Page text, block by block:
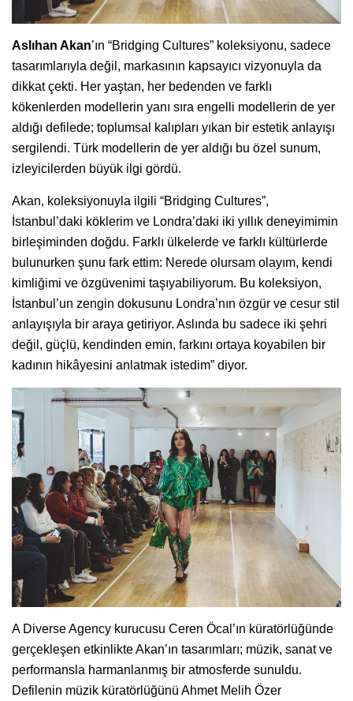
Aslıhan Akan’ın “Bridging Cultures” koleksiyonu, sadece
tasarımlarıyla değil, markasının kapsayıcı vizyonuyla da
dikkat çekti. Her yaştan, her bedenden ve farklı
kökenlerden modellerin yanı sıra engelli modellerin de yer
aldığı defilede; toplumsal kalıpları yıkan bir estetik anlayışı
sergilendi. Türk modellerin de yer aldığı bu özel sunum,
izleyicilerden büyük ilgi gördü.
Akan, koleksiyonuyla ilgili “Bridging Cultures”,
İstanbul’daki köklerim ve Londra’daki iki yıllık deneyimimin
birleşiminden doğdu. Farklı ülkelerde ve farklı kültürlerde
bulunurken şunu fark ettim: Nerede olursam olayım, kendi
kimliğimi ve özgüvenimi taşıyabiliyorum. Bu koleksiyon,
İstanbul’un zengin dokusunu Londra’nın özgür ve cesur stil
anlayışıyla bir araya getiriyor. Aslında bu sadece iki şehri
değil, güçlü, kendinden emin, farkını ortaya koyabilen bir
kadının hikâyesini anlatmak istedim” diyor.
A Diverse Agency kurucusu Ceren Öcal’ın küratörlüğünde
gerçekleşen etkinlikte Akan’ın tasarımları; müzik, sanat ve
performansla harmanlanmış bir atmosferde sunuldu.
Defilenin müzik küratörlüğünü Ahmet Melih Özer